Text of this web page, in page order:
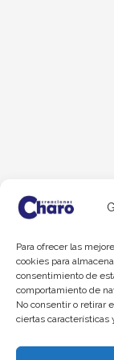
Para ofrecer las
cookies para
consentimiento de
comportamiento de
No consentir o retirar
ciertas características